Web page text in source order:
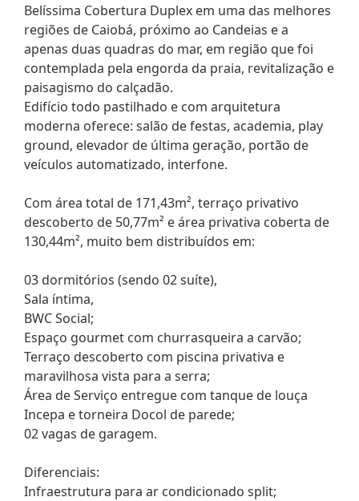
Belíssima Cobertura Duplex em uma das melhores
regiões de Caiobá, próximo ao Candeias e a
apenas duas quadras do mar, em região que foi
contemplada pela engorda da praia, revitalização e
paisagismo do calçadão.
Edifício todo pastilhado e com arquitetura
moderna oferece: salão de festas, academia, play
ground, elevador de última geração, portão de
veículos automatizado, interfone.
Com área total de 171,43m², terraço privativo
descoberto de 50,77m² e área privativa coberta de
130,44m², muito bem distribuídos em:
03 dormitórios (sendo 02 suíte),
Sala íntima,
BWC Social;
Espaço gourmet com churrasqueira a carvão;
Terraço descoberto com piscina privativa e
maravilhosa vista para a serra;
Área de Serviço entregue com tanque de louça
Incepa e torneira Docol de parede;
02 vagas de garagem.
Diferenciais:
Infraestrutura para ar condicionado split;